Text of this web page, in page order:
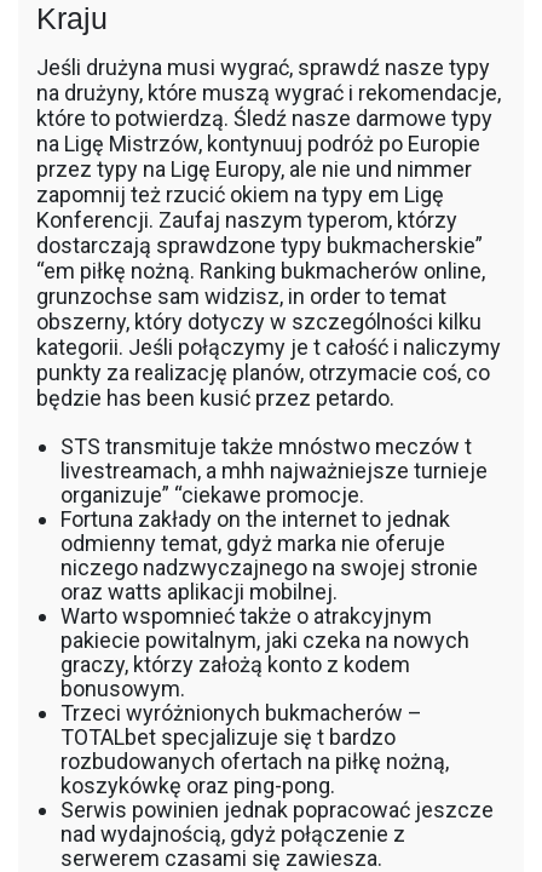
Kraju
Jeśli drużyna musi wygrać, sprawdź nasze typy
na drużyny, które muszą wygrać i rekomendacje,
które to potwierdzą. Śledź nasze darmowe typy
na Ligę Mistrzów, kontynuuj podróż po Europie
przez typy na Ligę Europy, ale nie und nimmer
zapomnij też rzucić okiem na typy em Ligę
Konferencji. Zaufaj naszym typerom, którzy
dostarczają sprawdzone typy bukmacherskie”
“em piłkę nożną. Ranking bukmacherów online,
grunzochse sam widzisz, in order to temat
obszerny, który dotyczy w szczególności kilku
kategorii. Jeśli połączymy je t całość i naliczymy
punkty za realizację planów, otrzymacie coś, co
będzie has been kusić przez petardo.
STS transmituje także mnóstwo meczów t
livestreamach, a mhh najważniejsze turnieje
organizuje” “ciekawe promocje.
Fortuna zakłady on the internet to jednak
odmienny temat, gdyż marka nie oferuje
niczego nadzwyczajnego na swojej stronie
oraz watts aplikacji mobilnej.
Warto wspomnieć także o atrakcyjnym
pakiecie powitalnym, jaki czeka na nowych
graczy, którzy założą konto z kodem
bonusowym.
Trzeci wyróżnionych bukmacherów –
TOTALbet specjalizuje się t bardzo
rozbudowanych ofertach na piłkę nożną,
koszykówkę oraz ping-pong.
Serwis powinien jednak popracować jeszcze
nad wydajnością, gdyż połączenie z
serwerem czasami się zawiesza.